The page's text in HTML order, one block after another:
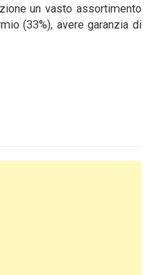
un vasto assortimento
(33%), avere garanzia di